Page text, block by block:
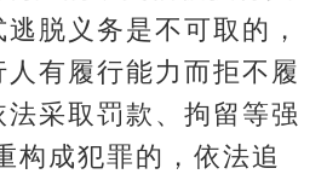
脱义务是不可取的，
有履行能力而拒不履
采取罚款、拘留等强
构成犯罪的，依法追